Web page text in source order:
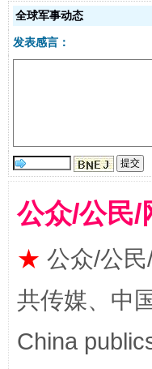
受贿1.44亿！段
全球军事动态
发表感言：
公众/公民/
★ 公众/公
共传媒、中
China